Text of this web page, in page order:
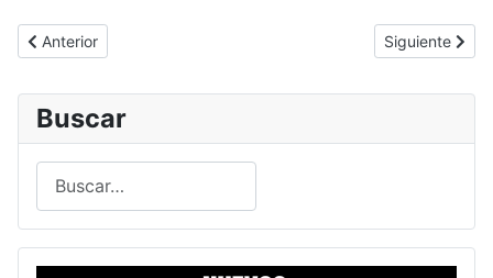
Artículo anterior: En Rionegro, se realizará Seminario de
Anterior Artículo
Siguiente
Buscar